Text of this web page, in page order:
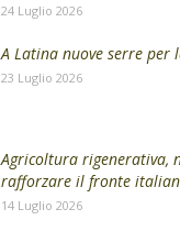
24 Luglio 2026
A Latina nuove serre per
23 Luglio 2026
Agricoltura rigenerativa,
rafforzare il fronte
14 Luglio 2026